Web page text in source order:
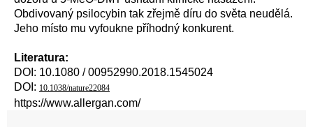
Obdivovaný psilocybin tak zřejmě díru do světa neudělá.
Jeho místo mu vyfoukne příhodný konkurent.
Literatura:
DOI: 10.1080 / 00952990.2018.1545024
DOI: 10.1038/nature22084
https://www.allergan.com/